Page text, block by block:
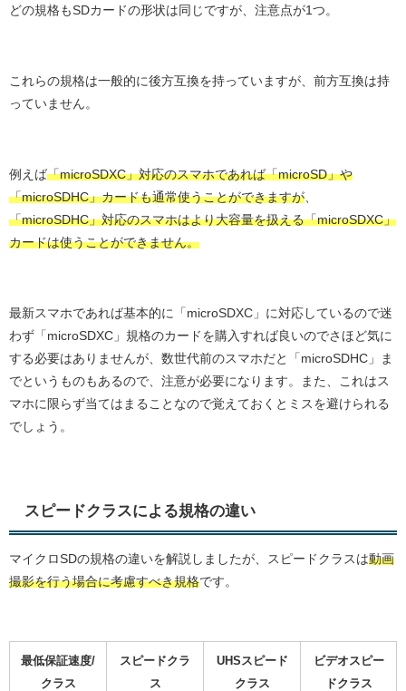
どの規格もSDカードの形状は同じですが、注意点が1つ。
これらの規格は一般的に後方互換を持っていますが、前方互換は持
っていません。
例えば「microSDXC」対応のスマホであれば「microSD」や
「microSDHC」カードも通常使うことができますが
「microSDHC」対応のスマホはより大容量を扱える「microSDXC」
カードは使うことができません。
最新スマホであれば基本的に「microSDXC」に対応しているので迷
わず「microSDXC」規格のカードを購入すれば良いのでさほど気に
する必要はありませんが、数世代前のスマホだと「microSDHC」ま
でというものもあるので、注意が必要になります。また、これはス
マホに限らず当てはまることなので覚えておくとミスを避けられる
でしょう。
スピードクラスによる規格の違い
マイクロSDの規格の違いを解説しましたが、スピードクラスは動画
撮影を行う場合に考慮すべき規格です。
最低保証速度/
クラス
スピードクラ
ス
UHSスピード
クラス
ビデオスピー
ドクラス